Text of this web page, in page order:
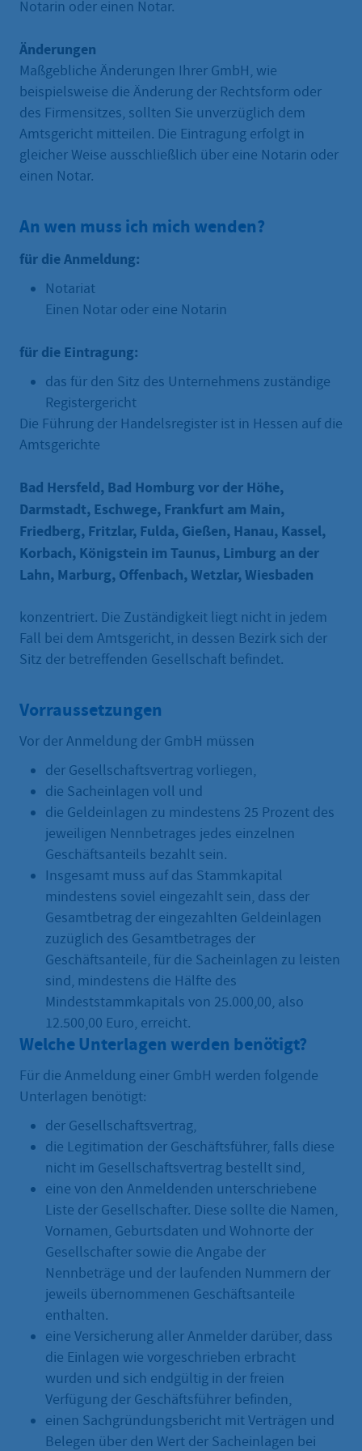
Notarin oder einen Notar.
Änderungen
Maßgebliche Änderungen Ihrer GmbH, wie
beispielsweise die Änderung der Rechtsform oder
des Firmensitzes, sollten Sie unverzüglich dem
Amtsgericht mitteilen. Die Eintragung erfolgt in
gleicher Weise ausschließlich über eine Notarin oder
einen Notar.
An wen muss ich mich wenden?
für die Anmeldung:
Notariat
Einen Notar oder eine Notarin
für die Eintragung:
das für den Sitz des Unternehmens zuständige
Registergericht
Die Führung der Handelsregister ist in Hessen auf die
Amtsgerichte
Bad Hersfeld, Bad Homburg vor der Höhe,
Darmstadt, Eschwege, Frankfurt am Main,
Friedberg, Fritzlar, Fulda, Gießen, Hanau, Kassel,
Korbach, Königstein im Taunus, Limburg an der
Lahn, Marburg, Offenbach, Wetzlar, Wiesbaden
konzentriert. Die Zuständigkeit liegt nicht in jedem
Fall bei dem Amtsgericht, in dessen Bezirk sich der
Sitz der betreffenden Gesellschaft befindet.
Vorraussetzungen
Vor der Anmeldung der GmbH müssen
der Gesellschaftsvertrag vorliegen,
die Sacheinlagen voll und
die Geldeinlagen zu mindestens 25 Prozent des
jeweiligen Nennbetrages jedes einzelnen
Geschäftsanteils bezahlt sein.
Insgesamt muss auf das Stammkapital
mindestens soviel eingezahlt sein, dass der
Gesamtbetrag der eingezahlten Geldeinlagen
zuzüglich des Gesamtbetrages der
Geschäftsanteile, für die Sacheinlagen zu leisten
sind, mindestens die Hälfte des
Mindeststammkapitals von 25.000,00, also
12.500,00 Euro, erreicht.
Welche Unterlagen werden benötigt?
Für die Anmeldung einer GmbH werden folgende
Unterlagen benötigt:
der Gesellschaftsvertrag,
die Legitimation der Geschäftsführer, falls diese
nicht im Gesellschaftsvertrag bestellt sind,
eine von den Anmeldenden unterschriebene
Liste der Gesellschafter. Diese sollte die Namen,
Vornamen, Geburtsdaten und Wohnorte der
Gesellschafter sowie die Angabe der
Nennbeträge und der laufenden Nummern der
jeweils übernommenen Geschäftsanteile
enthalten.
eine Versicherung aller Anmelder darüber, dass
die Einlagen wie vorgeschrieben erbracht
wurden und sich endgültig in der freien
Verfügung der Geschäftsführer befinden,
einen Sachgründungsbericht mit Verträgen und
Belegen über den Wert der Sacheinlagen bei